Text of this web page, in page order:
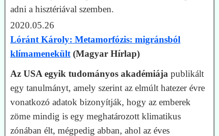
adni a hisztériával szemben.
2020.05.26
Lóránt Károly: Metamorfózis: migránsból
klímamenekült (Magyar Hírlap)
Az USA egyik tudományos akadémiája publikált
egy tanulmányt, amely szerint az elmúlt hatezer évre
vonatkozó adatok bizonyítják, hogy az emberek
zöme mindig is egy meghatározott klimatikus
zónában élt, mégpedig abban, ahol az éves